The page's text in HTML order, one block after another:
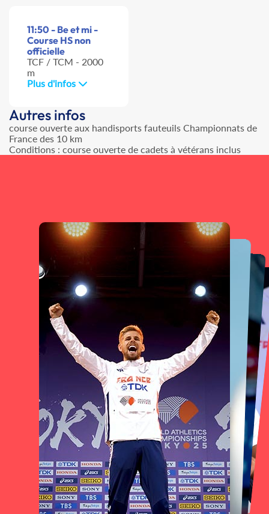
11:50 - Be et mi -
Course HS non
officielle
TCF / TCM - 2000
m
Plus d'infos
Autres infos
course ouverte aux handisports fauteuils Championnats de
France des 10 km
Conditions : course ouverte de cadets à vétérans inclus